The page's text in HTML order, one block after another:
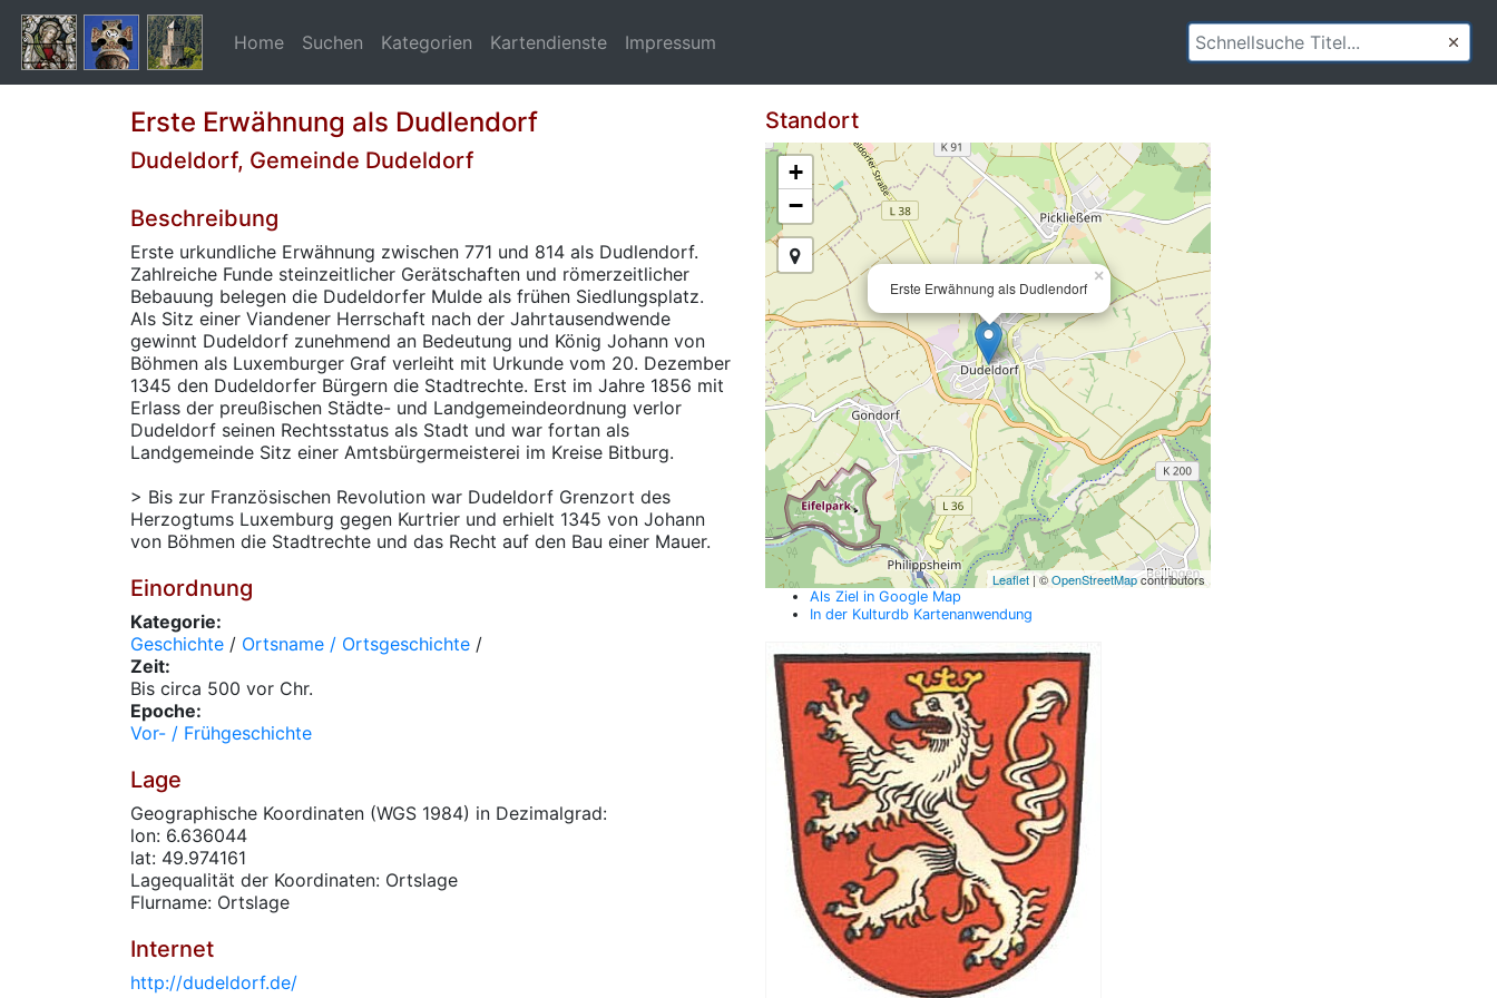
Home Suchen Kategorien Kartendienste Impressum
Erste Erwähnung als Dudlendorf
Dudeldorf, Gemeinde Dudeldorf
Beschreibung
Erste urkundliche Erwähnung zwischen 771 und 814 als Dudlendorf.
Zahlreiche Funde steinzeitlicher Gerätschaften und römerzeitlicher
Bebauung belegen die Dudeldorfer Mulde als frühen Siedlungsplatz.
Als Sitz einer Viandener Herrschaft nach der Jahrtausendwende
gewinnt Dudeldorf zunehmend an Bedeutung und König Johann von
Böhmen als Luxemburger Graf verleiht mit Urkunde vom 20. Dezember
1345 den Dudeldorfer Bürgern die Stadtrechte. Erst im Jahre 1856 mit
Erlass der preußischen Städte- und Landgemeindeordnung verlor
Dudeldorf seinen Rechtsstatus als Stadt und war fortan als
Landgemeinde Sitz einer Amtsbürgermeisterei im Kreise Bitburg.
> Bis zur Französischen Revolution war Dudeldorf Grenzort des
Herzogtums Luxemburg gegen Kurtrier und erhielt 1345 von Johann
von Böhmen die Stadtrechte und das Recht auf den Bau einer Mauer.
Einordnung
Kategorie:
Geschichte / Ortsname / Ortsgeschichte /
Zeit:
Bis circa 500 vor Chr.
Epoche:
Vor- / Frühgeschichte
Lage
Geographische Koordinaten (WGS 1984) in Dezimalgrad:
lon: 6.636044
lat: 49.974161
Lagequalität der Koordinaten: Ortslage
Flurname: Ortslage
Internet
http://dudeldorf.de/
Standort
Erste Erwähnung als Dudlendorf
×
+
−
Leaflet | ©OpenStreetMapcontributors
Als Ziel in Google Map
In der Kulturdb Kartenanwendung